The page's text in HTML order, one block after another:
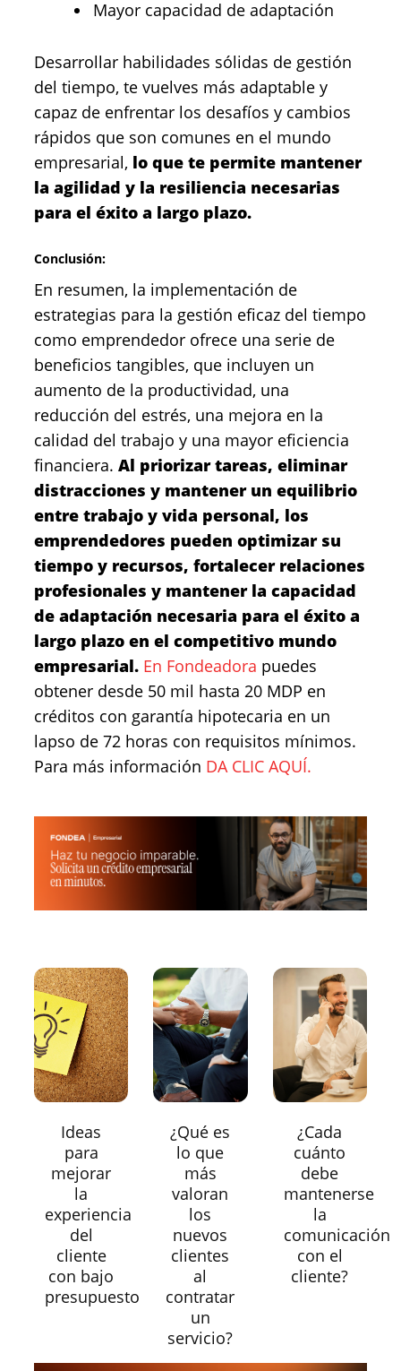
Mayor capacidad de adaptación
Desarrollar habilidades sólidas de gestión
del tiempo, te vuelves más adaptable y
capaz de enfrentar los desafíos y cambios
rápidos que son comunes en el mundo
empresarial, lo que te permite mantener
la agilidad y la resiliencia necesarias
para el éxito a largo plazo.
Conclusión:
En resumen, la implementación de
estrategias para la gestión eficaz del tiempo
como emprendedor ofrece una serie de
beneficios tangibles, que incluyen un
aumento de la productividad, una
reducción del estrés, una mejora en la
calidad del trabajo y una mayor eficiencia
financiera. Al priorizar tareas, eliminar
distracciones y mantener un equilibrio
entre trabajo y vida personal, los
emprendedores pueden optimizar su
tiempo y recursos, fortalecer relaciones
profesionales y mantener la capacidad
de adaptación necesaria para el éxito a
largo plazo en el competitivo mundo
empresarial. En Fondeadora puedes
obtener desde 50 mil hasta 20 MDP en
créditos con garantía hipotecaria en un
lapso de 72 horas con requisitos mínimos.
Para más información DA CLIC AQUÍ.
Ideas
para
mejorar
la
experiencia
del
cliente
con bajo
presupuesto
¿Qué es
lo que
más
valoran
los
nuevos
clientes
al
contratar
un
servicio?
¿Cada
cuánto
debe
mantenerse
la
comunicación
con el
cliente?